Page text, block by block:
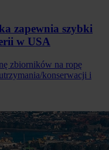
zapewnia szybki
w USA
zbiorników na ropę
konserwacji i